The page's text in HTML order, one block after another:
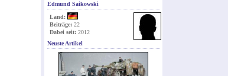
Edmund Saikowski
Land:
Beiträge: 22
Dabei seit: 2012
Neuste Artikel